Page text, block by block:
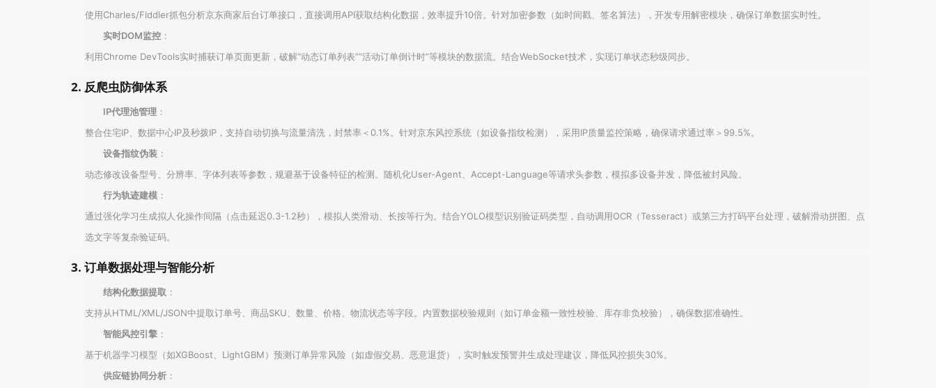
使用Charles/Fiddler抓包分析京东商家后台订单接口，直接调用API获取结构化数据，效率提升10倍。针对加密参数（如时间戳、签名算法），开发专用解密模块，确保订单数据实时性。
实时DOM监控 ：
利用Chrome DevTools实时捕获订单页面更新，破解“动态订单列表”“活动订单倒计时”等模块的数据流。结合WebSocket技术，实现订单状态秒级同步。
2. 反爬虫防御体系
IP代理池管理 ：
整合住宅IP、数据中心IP及秒拨IP，支持自动切换与流量清洗，封禁率＜0.1%。针对京东风控系统（如设备指纹检测），采用IP质量监控策略，确保请求通过率＞99.5%。
设备指纹伪装 ：
动态修改设备型号、分辨率、字体列表等参数，规避基于设备特征的检测。随机化User-Agent、Accept-Language等请求头参数，模拟多设备并发，降低被封风险。
行为轨迹建模 ：
通过强化学习生成拟人化操作间隔（点击延迟0.3-1.2秒），模拟人类滑动、长按等行为。结合YOLO模型识别验证码类型，自动调用OCR（Tesseract）或第三方打码平台处理，破解滑动拼图、点
选文字等复杂验证码。
3. 订单数据处理与智能分析
结构化数据提取 ：
支持从HTML/XML/JSON中提取订单号、商品SKU、数量、价格、物流状态等字段。内置数据校验规则（如订单金额一致性校验、库存非负校验），确保数据准确性。
智能风控引擎 ：
基于机器学习模型（如XGBoost、LightGBM）预测订单异常风险（如虚假交易、恶意退货），实时触发预警并生成处理建议，降低风控损失30%。
供应链协同分析 ：